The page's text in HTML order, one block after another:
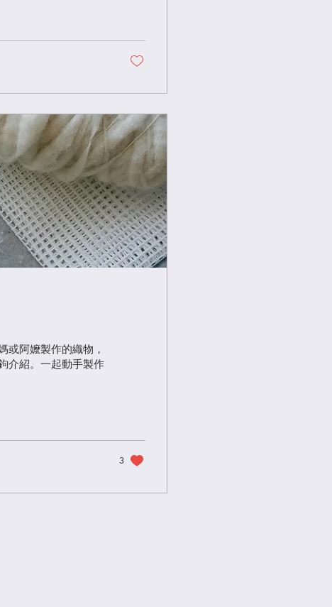
或阿嬤製作的織物，
介紹。一起動手製作
3